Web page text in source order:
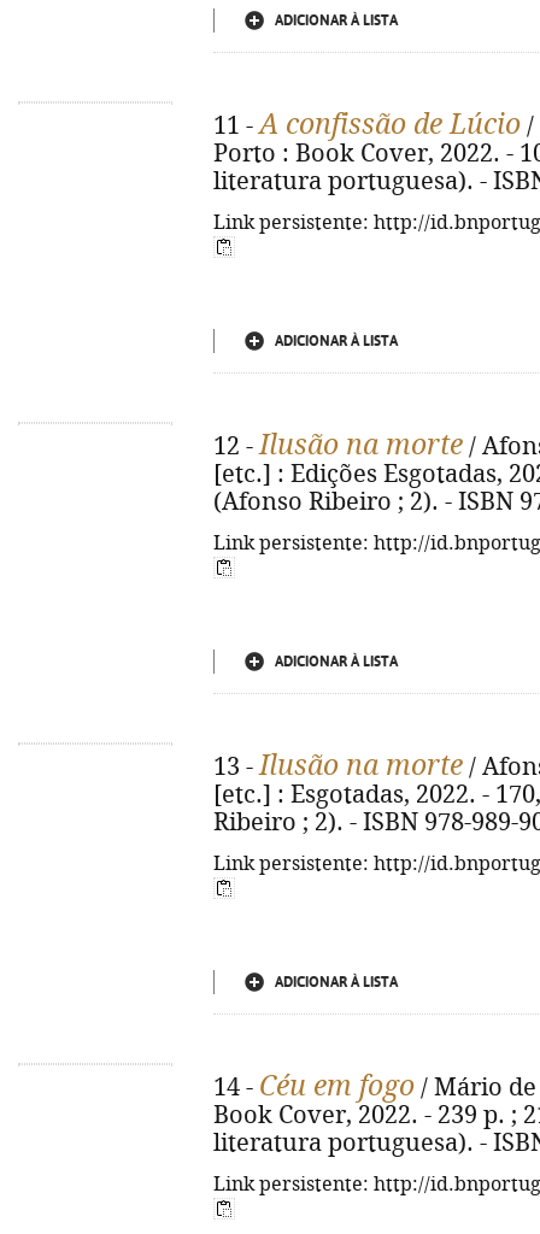
ADICIONAR À LISTA
11 -A confissão de Lúcio /
Porto : Book Cover, 2022. -
literatura portuguesa). -
Link persistente: http://
ADICIONAR À LISTA
12 -Ilusão na morte /
[etc.] : Edições Esgotadas,
(Afonso Ribeiro ; 2). - ISBN
Link persistente: http://
ADICIONAR À LISTA
13 -Ilusão na morte /
[etc.] : Esgotadas, 2022. -
Ribeiro ; 2). - ISBN 978-989-
Link persistente: http://
ADICIONAR À LISTA
14 - Céu em fogo / Mário de
Book Cover, 2022. - 239 p. ;
literatura portuguesa). -
Link persistente: http://